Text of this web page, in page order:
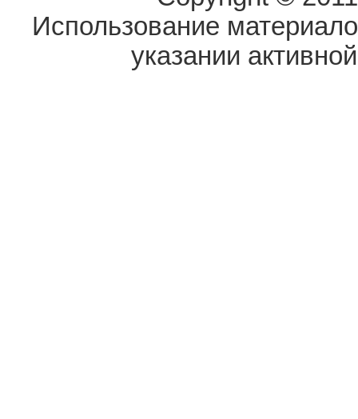
Использование
указании